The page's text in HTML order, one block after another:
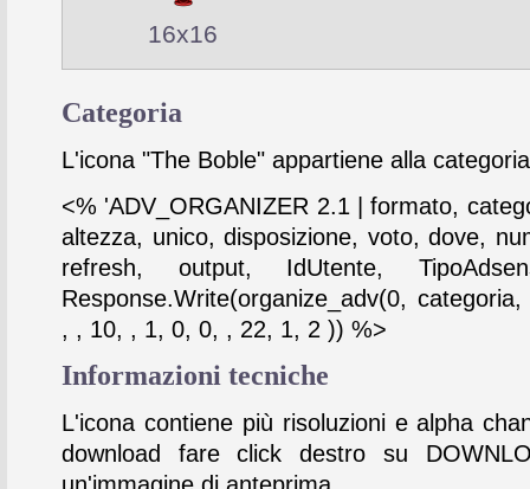
16x16
Categoria
L'icona "The Boble" appartiene alla
<% 'ADV_ORGANIZER 2.1 | formato,
altezza, unico, disposizione, voto, dove,
refresh, output, IdUtente,
Response.Write(organize_adv(0,
, , 10, , 1, 0, 0, , 22, 1, 2 )) %>
Informazioni tecniche
L'icona contiene più risoluzioni e alpha
download fare click destro su
un'immagine di anteprima.